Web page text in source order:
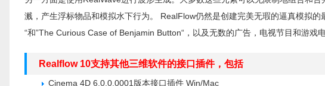
溅，产生浮标物品和模拟水下行为。 RealFlow仍然是创建完美无瑕的逼真模拟的
“和”The Curious Case of Benjamin Button“，以及无数的广告，电视节目和游戏电
Realflow 10支持其他三维软件的接口插件，包括
Cinema 4D 6.0.0.0001版本接口插件 Win/Mac